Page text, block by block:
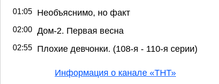
01:05 Необъяснимо, но факт
02:00 Дом-2. Первая весна
02:55 Плохие девчонки. (108-я - 110-я серии)
Информация о канале «ТНТ»